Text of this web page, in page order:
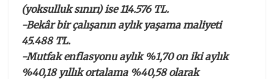
(yoksulluk sınırı) ise 114.576 TL.
-Bekâr bir çalışanın aylık yaşama maliyeti
45.488 TL.
-Mutfak enflasyonu aylık %1,70 on iki aylık
%40,18 yıllık ortalama %40,58 olarak